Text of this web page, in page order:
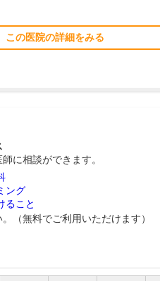
この医院の詳細をみる
に相談ができます。
ング
ること
（無料でご利用いただけます）